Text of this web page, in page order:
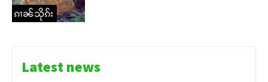
ၵၢၼ်သိုၵ်း
Latest news